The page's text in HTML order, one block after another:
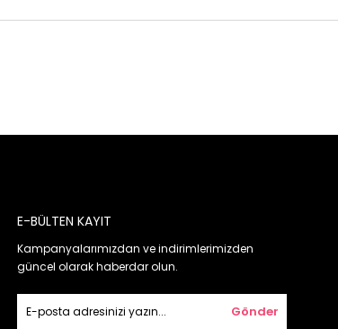
E-BÜLTEN KAYIT
Kampanyalarımızdan ve indirimlerimizden
güncel olarak haberdar olun.
Gönder